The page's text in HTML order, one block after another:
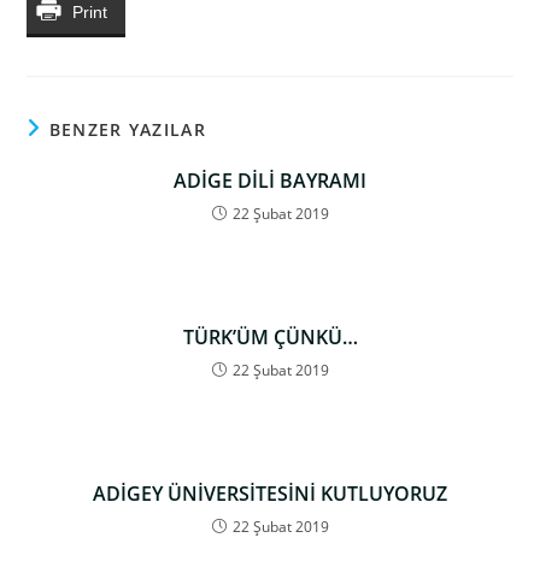
Print
BENZER YAZILAR
ADİGE DİLİ BAYRAMI
22 Şubat 2019
TÜRK’ÜM ÇÜNKÜ…
22 Şubat 2019
ADİGEY ÜNİVERSİTESİNİ KUTLUYORUZ
22 Şubat 2019